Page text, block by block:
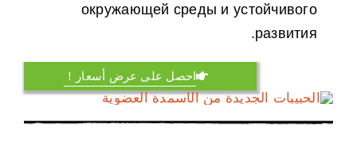
окружающей среды и устойчивого
развития
.
احصل على عرض أسعار！